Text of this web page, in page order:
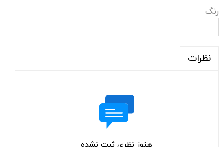
رنگ
نظرات
هنوز نظری ثبت نشده